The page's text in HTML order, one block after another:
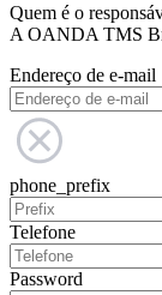
Quem é o
A OANDA TMS
Endereço de e-mail
phone_prefix
Telefone
Password